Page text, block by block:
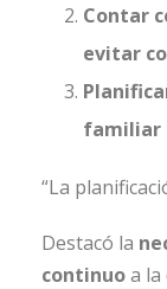
Contar
evitar
familiar
“La
Destacó la
continuoa